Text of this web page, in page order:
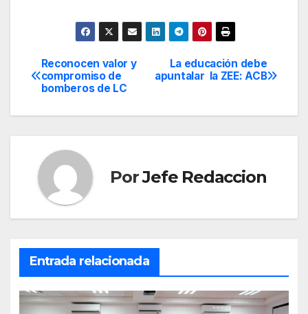
Navegación
de
La educación debe
apuntalar la ZEE: ACB
Reconocen valor y
compromiso de
bomberos de LC
PorJefe Redaccion
Entrada relacionada